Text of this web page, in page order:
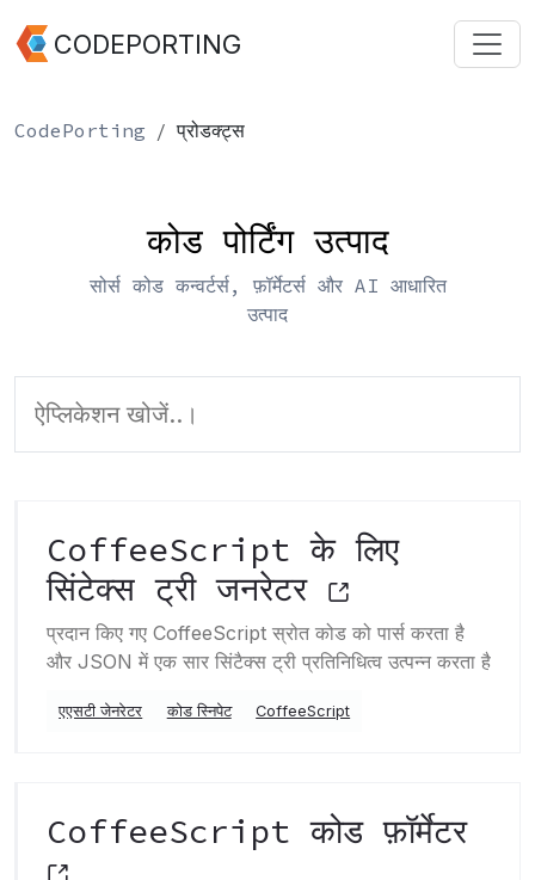
CODEPORTING
CodePorting प्रोडक्ट्स
कोड पोर्टिंग उत्पाद
सोर्स कोड कन्वर्टर्स, फ़ॉर्मेटर्स और AI आधारित
उत्पाद
CoffeeScript के लिए
सिंटेक्स ट्री जनरेटर
प्रदान किए गए CoffeeScript स्रोत कोड को पार्स करता है
और JSON में एक सार सिंटैक्स ट्री प्रतिनिधित्व उत्पन्न करता है
एएसटी जेनरेटर कोड स्निपेट CoffeeScript
CoffeeScript कोड फ़ॉर्मेटर